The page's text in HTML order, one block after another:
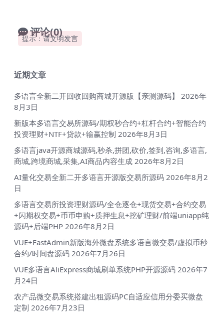
评论(0)
提示：请文明发言
近期文章
多语言全新二开回收回购商城开源版【亲测源码】
2026年
8月3日
新版本多语言交易所源码/期权秒合约+杠杆合约+智能合约
投资理财+NTF+贷款+输赢控制 2026年8月3日
多语言java开源商城源码,秒杀,拼团,砍价,签到,咨询,多语言,
商城,跨境商城,采集,AI商品内容生成 2026年8月2日
AI量化交易全新二开多语言开源版交易所源码 2026年8月2
日
多语言交易所投资理财源码/全仓逐仓+现货交易+合约交易
+闪期权交易+币币申购+质押生息+挖矿理财/前端uniapp纯
源码+后端PHP 2026年8月2日
VUE+FastAdmin新版海外微盘系统多语言微交易/虚拟币秒
合约/时间盘源码 2026年7月26日
VUE多语言AliExpress商城刷单系统PHP开源源码 2026年7
月24日
农产品微交易系统搭建出租源码PC自适应信用分委买微盘
定制 2026年7月23日